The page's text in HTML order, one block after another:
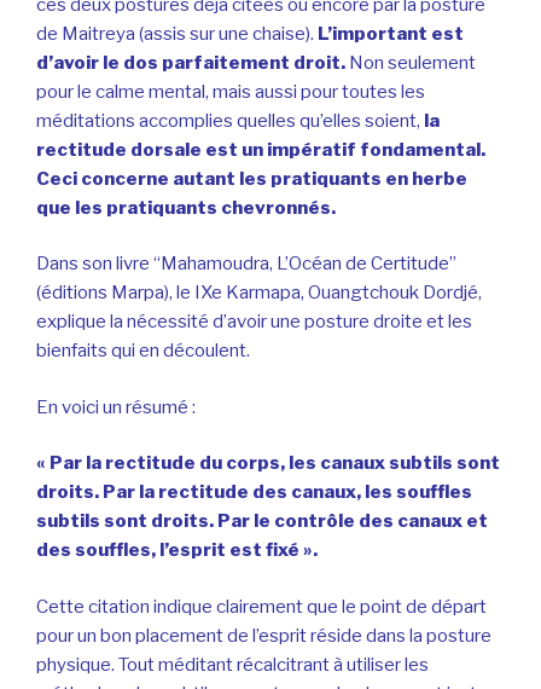
de Maitreya (assis sur une chaise). L’important est
d’avoir le dos parfaitement droit. Non seulement
pour le calme mental, mais aussi pour toutes les
méditations accomplies quelles qu’elles soient, la
rectitude dorsale est un impératif fondamental.
Ceci concerne autant les pratiquants en herbe
que les pratiquants chevronnés.
Dans son livre “Mahamoudra, L’Océan de Certitude”
(éditions Marpa), le IXe Karmapa, Ouangtchouk Dordjé,
explique la nécessité d’avoir une posture droite et les
bienfaits qui en découlent.
En voici un résumé :
« Par la rectitude du corps, les canaux subtils sont
droits. Par la rectitude des canaux, les souffles
subtils sont droits. Par le contrôle des canaux et
des souffles, l’esprit est fixé ».
Cette citation indique clairement que le point de départ
pour un bon placement de l’esprit réside dans la posture
physique. Tout méditant récalcitrant à utiliser les